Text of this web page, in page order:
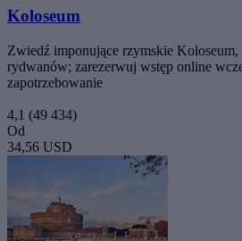
Koloseum
Zwiedź imponujące rzymskie
rydwanów; zarezerwuj wstęp online
zapotrzebowanie
4,1 (49 434)
Od
34,56 USD